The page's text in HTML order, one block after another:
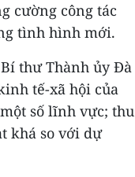
cường công tác
tình hình mới.
thư Thành ủy Đà
tế-xã hội của
số lĩnh vực; thu
khá so với dự